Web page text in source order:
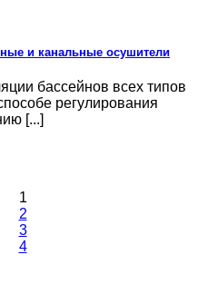
и канальные осушители
бассейнов всех типов
регулирования
[...]
1
2
3
4